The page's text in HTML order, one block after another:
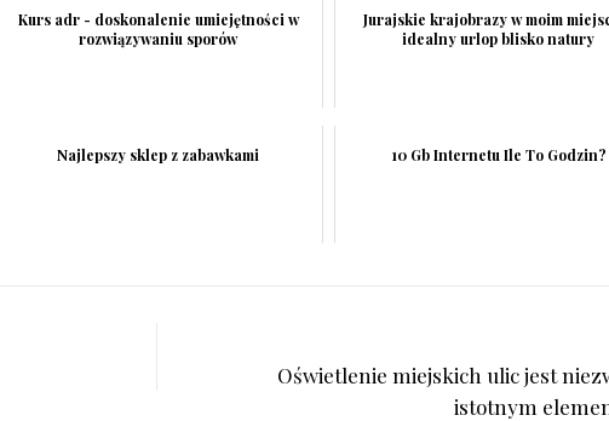
Kurs adr - doskonalenie umiejętności w
rozwiązywaniu sporów
Jurajskie krajobrazy w moim
idealny urlop blisko natury
Najlepszy sklep z zabawkami 10 Gb Internetu Ile To Godzin?
Oświetlenie miejskich ulic jest
istotnym